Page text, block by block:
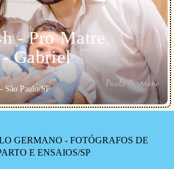
- Pro Matre
Gabriel
São Paulo/SP
GERMANO - FOTÓGRAFOS DE
E ENSAIOS/SP